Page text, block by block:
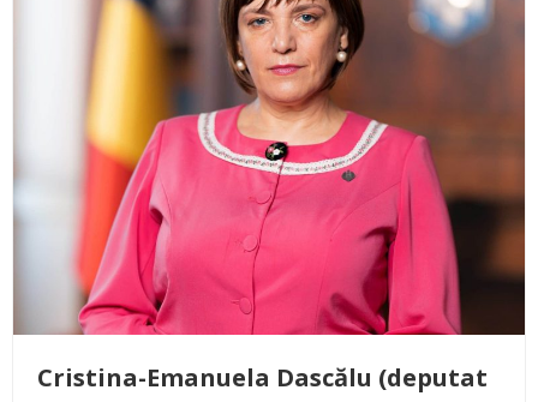
Cristina-Emanuela Dascălu (deputat